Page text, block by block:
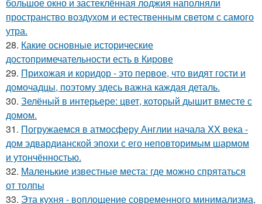
пространство воздухом и естественным светом с самого
утра.
28. Какие основные исторические
достопримечательности есть в Кирове
29. Прихожая и коридор - это первое, что видят гости и
домочадцы, поэтому здесь важна каждая деталь.
30. Зелёный в интерьере: цвет, который дышит вместе с
домом.
31. Погружаемся в атмосферу Англии начала XX века -
дом эдвардианской эпохи с его неповторимым шармом
и утончённостью.
32. Маленькие известные места: где можно спрятаться
от толпы
33. Эта кухня - воплощение современного минимализма,